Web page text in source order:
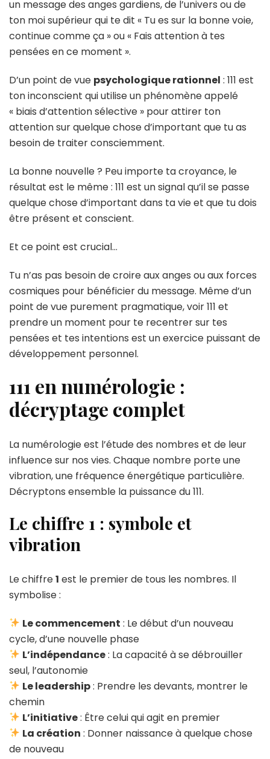
un message des anges gardiens, de l’univers ou de
ton moi supérieur qui te dit « Tu es sur la bonne voie,
continue comme ça » ou « Fais attention à tes
pensées en ce moment ».
D’un point de vue psychologique rationnel : 111 est
ton inconscient qui utilise un phénomène appelé
« biais d’attention sélective » pour attirer ton
attention sur quelque chose d’important que tu as
besoin de traiter consciemment.
La bonne nouvelle ? Peu importe ta croyance, le
résultat est le même : 111 est un signal qu’il se passe
quelque chose d’important dans ta vie et que tu dois
être présent et conscient.
Et ce point est crucial…
Tu n’as pas besoin de croire aux anges ou aux forces
cosmiques pour bénéficier du message. Même d’un
point de vue purement pragmatique, voir 111 et
prendre un moment pour te recentrer sur tes
pensées et tes intentions est un exercice puissant de
développement personnel.
111 en numérologie :
décryptage complet
La numérologie est l’étude des nombres et de leur
influence sur nos vies. Chaque nombre porte une
vibration, une fréquence énergétique particulière.
Décryptons ensemble la puissance du 111.
Le chiffre 1 : symbole et
vibration
Le chiffre1 est le premier de tous les nombres. Il
symbolise :
Le commencement : Le début d’un nouveau
cycle, d’une nouvelle phase
L’indépendance: La capacité à se débrouiller
seul, l’autonomie
Le leadership: Prendre les devants, montrer le
chemin
L’initiative: Être celui qui agit en premier
La création : Donner naissance à quelque chose
de nouveau